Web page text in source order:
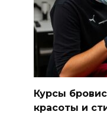
Курсы
красоты и